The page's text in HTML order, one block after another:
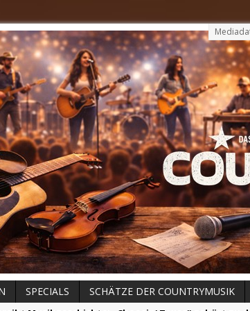
SPECIALS SCHÄTZE DER COUNTRYMUSIK